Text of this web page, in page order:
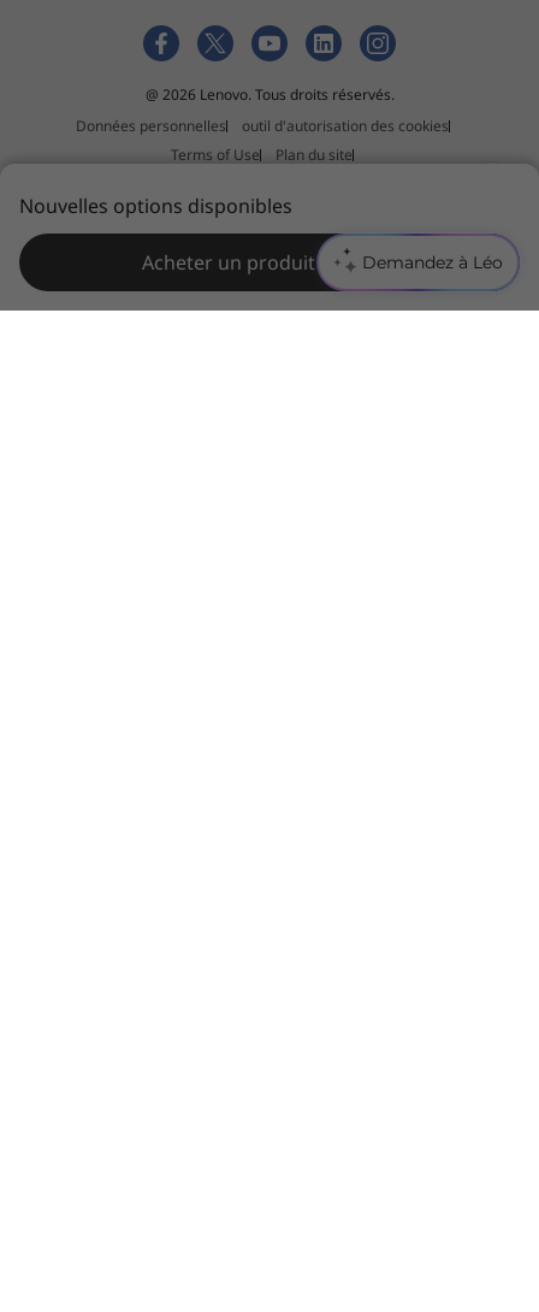
Demandez à Léo
@ 2026 Lenovo. Tous droits réservés.
Données personnelles
outil d'autorisation des cookies
Terms of Use
Plan du site
Slavery and human trafficking act statement
Nouvelles options disponibles
Acheter un produit similaire